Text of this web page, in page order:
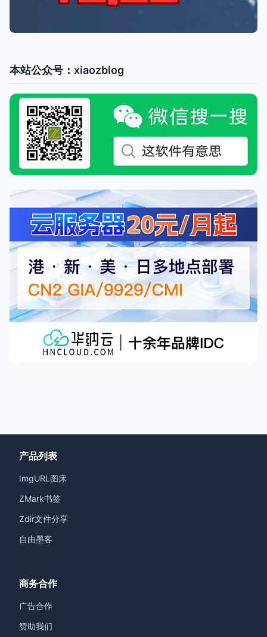
本站公众号：xiaozblog
产品列表
ImgURL图床
ZMark书签
Zdir文件分享
自由墨客
商务合作
广告合作
赞助我们